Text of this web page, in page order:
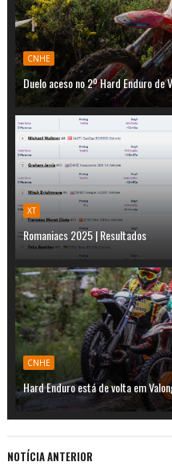
CNHE
Duelo aceso no 2º Hard Enduro de
XT
Romaniacs 2025 | Resultados
CNHE
Hard Enduro está de volta em
NOTÍCIA ANTERIOR